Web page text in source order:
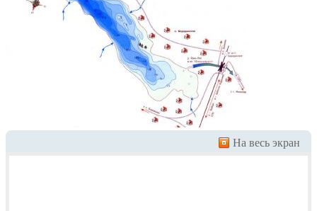
На весь экран